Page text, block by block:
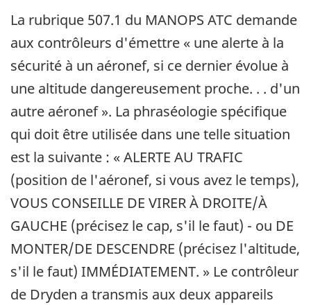
La rubrique 507.1 du MANOPS ATC demande
aux contrôleurs d'émettre « une alerte à la
sécurité à un aéronef, si ce dernier évolue à
une altitude dangereusement proche. . . d'un
autre aéronef ». La phraséologie spécifique
qui doit être utilisée dans une telle situation
est la suivante : « ALERTE AU TRAFIC
(position de l'aéronef, si vous avez le temps),
VOUS CONSEILLE DE VIRER À DROITE/À
GAUCHE (précisez le cap, s'il le faut) - ou DE
MONTER/DE DESCENDRE (précisez l'altitude,
s'il le faut) IMMÉDIATEMENT. » Le contrôleur
de Dryden a transmis aux deux appareils